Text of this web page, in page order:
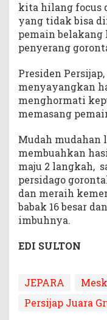
kita hilang focus
yang tidak bisa
pemain
penyerang
Presiden
menyayangkan
menghormati
memasang
Mudah mudahan
membuahkan
maju 2 langkah,
persidago
dan meraih
babak 16 besar
imbuhnya.
EDI SULTON
JEPARA
Persijap Juara